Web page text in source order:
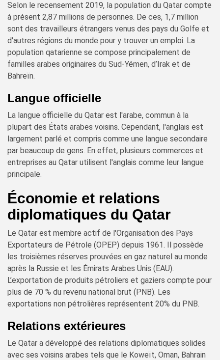
Selon le recensement 2019, la population du Qatar compte
à présent 2,87 millions de personnes. De ces, 1,7 million
sont des travailleurs étrangers venus des pays du Golfe et
d'autres régions du monde pour y trouver un emploi. La
population qatarienne se compose principalement de
familles arabes originaires du Sud-Yémen, d’Irak et de
Bahreïn.
Langue officielle
La langue officielle du Qatar est l'arabe, commun à la
plupart des États arabes voisins. Cependant, l'anglais est
largement parlé et compris comme une langue secondaire
par beaucoup de gens. En effet, plusieurs commerces et
entreprises au Qatar utilisent l'anglais comme leur langue
principale.
Économie et relations
diplomatiques du Qatar
Le Qatar est membre actif de l'Organisation des Pays
Exportateurs de Pétrole (OPEP) depuis 1961. Il possède
les troisièmes réserves prouvées en gaz naturel au monde
après la Russie et les Émirats Arabes Unis (EAU).
L’exportation de produits pétroliers et gaziers compte pour
plus de 70 % du revenu national brut (PNB). Les
exportations non pétrolières représentent 20% du PNB.
Relations extérieures
Le Qatar a développé des relations diplomatiques solides
avec ses voisins arabes tels que le Koweït, Oman, Bahrain